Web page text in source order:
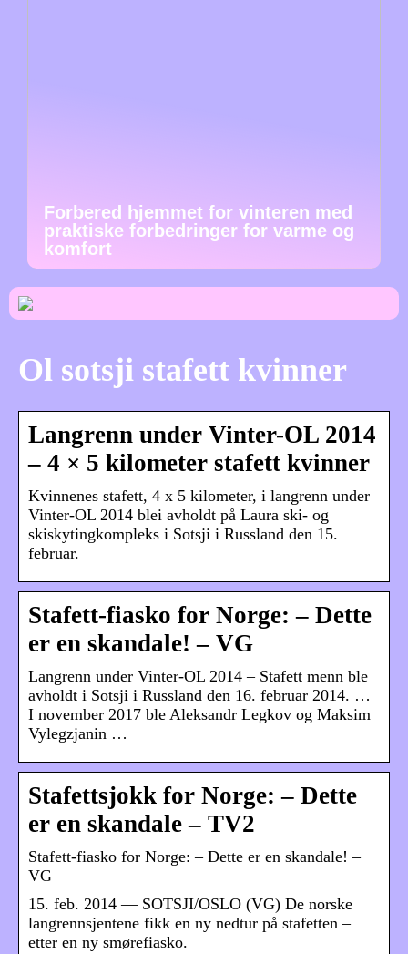
Forbered hjemmet for vinteren med
praktiske forbedringer for varme og
komfort
Ol sotsji stafett kvinner
Langrenn under Vinter-OL 2014
– 4 × 5 kilometer stafett kvinner
Kvinnenes stafett, 4 x 5 kilometer, i langrenn under
Vinter-OL 2014 blei avholdt på Laura ski- og
skiskytingkompleks i Sotsji i Russland den 15.
februar.
Stafett-fiasko for Norge: – Dette
er en skandale! – VG
Langrenn under Vinter-OL 2014 – Stafett menn ble
avholdt i Sotsji i Russland den 16. februar 2014. …
I november 2017 ble Aleksandr Legkov og Maksim
Vylegzjanin …
Stafettsjokk for Norge: – Dette
er en skandale – TV2
Stafett-fiasko for Norge: – Dette er en skandale! –
VG
15. feb. 2014 — SOTSJI/OSLO (VG) De norske
langrennsjentene fikk en ny nedtur på stafetten –
etter en ny smørefiasko.